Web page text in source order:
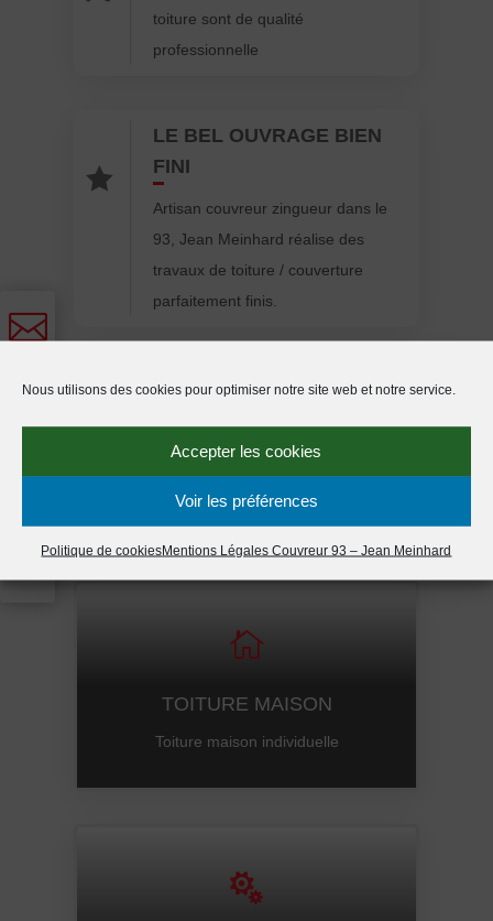
Nous utilisons des cookies pour optimiser notre site web et notre service.
Accepter les cookies
Voir les préférences
Politique de cookiesMentions Légales Couvreur 93 – Jean Meinhard
toiture sont de qualité
professionnelle

LE BEL OUVRAGE BIEN
FINI
Artisan couvreur zingueur dans le
93, Jean Meinhard réalise des
travaux de toiture / couverture
parfaitement finis.
JEAN MEINHARD COUVREUR 93
BASÉ À DRANCY INTERVIENT
SUR :

TOITURE MAISON
Toiture maison individuelle


